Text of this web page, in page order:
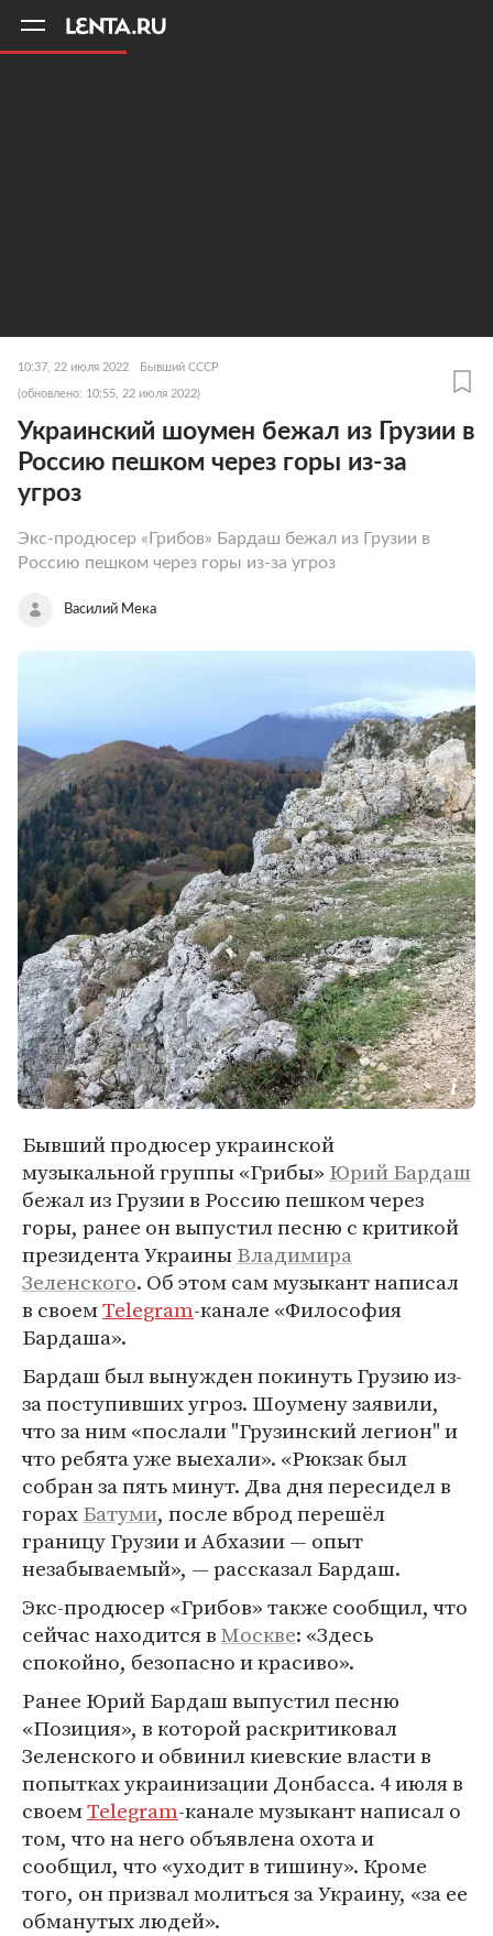
10:37, 22 июля 2022 Бывший СССР
(обновлено: 10:55, 22 июля 2022)
Украинский шоумен бежал из Грузии в
Россию пешком через горы из-за
угроз
Экс-продюсер «Грибов» Бардаш бежал из Грузии в
Россию пешком через горы из-за угроз
Василий Мека
Бывший продюсер украинской
музыкальной группы «Грибы» Юрий Бардаш
бежал из Грузии в Россию пешком через
горы, ранее он выпустил песню с критикой
президента УкраиныВладимира
Зеленского. Об этом сам музыкант написал
в своемTelegram-канале «Философия
Бардаша».
Бардаш был вынужден покинуть Грузию из-
за поступивших угроз. Шоумену заявили,
что за ним «послали "Грузинский легион" и
что ребята уже выехали». «Рюкзак был
собран за пять минут. Два дня пересидел в
горахБатуми, после вброд перешёл
границу Грузии и Абхазии — опыт
незабываемый», — рассказал Бардаш.
Экс-продюсер «Грибов» также сообщил, что
сейчас находится вМоскве: «Здесь
спокойно, безопасно и красиво».
Ранее Юрий Бардаш выпустил песню
«Позиция», в которой раскритиковал
Зеленского и обвинил киевские власти в
попытках украинизации Донбасса. 4 июля в
своемTelegram-канале музыкант написал о
том, что на него объявлена охота и
сообщил, что «уходит в тишину». Кроме
того, он призвал молиться за Украину, «за ее
обманутых людей».